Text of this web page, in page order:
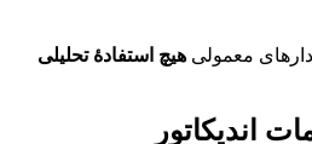
معمولی هیچ استفادهٔ تحلیلی